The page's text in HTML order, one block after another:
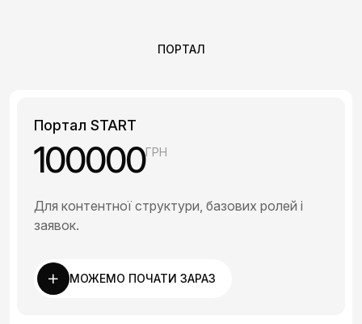
ПОРТАЛ
Портал START
100000ГРН
Для контентної структури, базових ролей і
заявок.
МОЖЕМО ПОЧАТИ ЗАРАЗ